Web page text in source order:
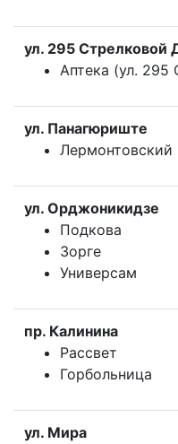
ул. 295 Стрелковой
Аптека (ул. 295
ул. Панагюриште
Лермонтовский
ул. Орджоникидзе
Подкова
Зорге
Универсам
пр. Калинина
Рассвет
Горбольница
ул. Мира